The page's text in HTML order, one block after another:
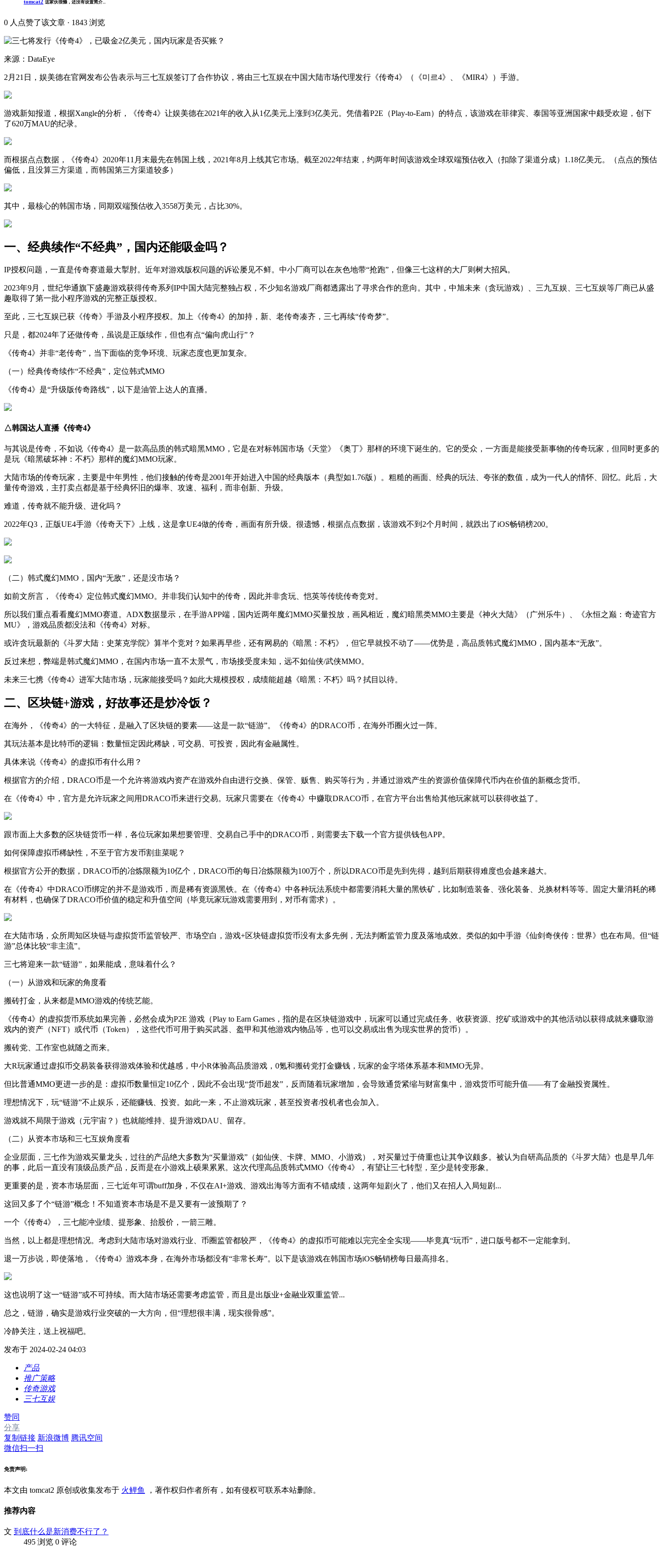
tomcat2 这家伙很懒，还没有设置简介...
0 人点赞了该文章 · 1843 浏览
来源：DataEye
2月21日，娱美德在官网发布公告表示与三七互娱签订了合作协议，将由三七互娱在中国大陆市场代理发行《传奇4》（《미르4》、《MIR4》）手游。
游戏新知报道，根据Xangle的分析，《传奇4》让娱美德在2021年的收入从1亿美元上涨到3亿美元。凭借着P2E（Play-to-Earn）的特点，该游戏在菲律宾、泰国等亚洲国家中颇受欢迎，创下
了620万MAU的纪录。
而根据点点数据，《传奇4》2020年11月末最先在韩国上线，2021年8月上线其它市场。截至2022年结束，约两年时间该游戏全球双端预估收入（扣除了渠道分成）1.18亿美元。（点点的预估
偏低，且没算三方渠道，而韩国第三方渠道较多）
其中，最核心的韩国市场，同期双端预估收入3558万美元，占比30%。
一、经典续作“不经典”，国内还能吸金吗？
IP授权问题，一直是传奇赛道最大掣肘。近年对游戏版权问题的诉讼屡见不鲜。中小厂商可以在灰色地带“抢跑”，但像三七这样的大厂则树大招风。
2023年9月，世纪华通旗下盛趣游戏获得传奇系列IP中国大陆完整独占权，不少知名游戏厂商都透露出了寻求合作的意向。其中，中旭未来（贪玩游戏）、三九互娱、三七互娱等厂商已从盛
趣取得了第一批小程序游戏的完整正版授权。
至此，三七互娱已获《传奇》手游及小程序授权。加上《传奇4》的加持，新、老传奇凑齐，三七再续“传奇梦”。
只是，都2024年了还做传奇，虽说是正版续作，但也有点“偏向虎山行”？
《传奇4》并非“老传奇”，当下面临的竞争环境、玩家态度也更加复杂。
（一）经典传奇续作“不经典”，定位韩式MMO
《传奇4》是“升级版传奇路线”，以下是油管上达人的直播。
△韩国达人直播《传奇4》
与其说是传奇，不如说《传奇4》是一款高品质的韩式暗黑MMO，它是在对标韩国市场《天堂》《奥丁》那样的环境下诞生的。它的受众，一方面是能接受新事物的传奇玩家，但同时更多的
是玩《暗黑破坏神：不朽》那样的魔幻MMO玩家。
大陆市场的传奇玩家，主要是中年男性，他们接触的传奇是2001年开始进入中国的经典版本（典型如1.76版）。粗糙的画面、经典的玩法、夸张的数值，成为一代人的情怀、回忆。此后，大
量传奇游戏，主打卖点都是基于经典怀旧的爆率、攻速、福利，而非创新、升级。
难道，传奇就不能升级、进化吗？
2022年Q3，正版UE4手游《传奇天下》上线，这是拿UE4做的传奇，画面有所升级。很遗憾，根据点点数据，该游戏不到2个月时间，就跌出了iOS畅销榜200。
（二）韩式魔幻MMO，国内“无敌”，还是没市场？
如前文所言，《传奇4》定位韩式魔幻MMO。并非我们认知中的传奇，因此并非贪玩、恺英等传统传奇竞对。
所以我们重点看看魔幻MMO赛道。ADX数据显示，在手游APP端，国内近两年魔幻MMO买量投放，画风相近，魔幻暗黑类MMO主要是《神火大陆》（广州乐牛）、《永恒之巅：奇迹官方
MU》，游戏品质都没法和《传奇4》对标。
或许贪玩最新的《斗罗大陆：史莱克学院》算半个竞对？如果再早些，还有网易的《暗黑：不朽》，但它早就投不动了——优势是，高品质韩式魔幻MMO，国内基本“无敌”。
反过来想，弊端是韩式魔幻MMO，在国内市场一直不太景气，市场接受度未知，远不如仙侠/武侠MMO。
未来三七携《传奇4》进军大陆市场，玩家能接受吗？如此大规模授权，成绩能超越《暗黑：不朽》吗？拭目以待。
二、区块链+游戏，好故事还是炒冷饭？
在海外，《传奇4》的一大特征，是融入了区块链的要素——这是一款“链游”。《传奇4》的DRACO币，在海外币圈火过一阵。
其玩法基本是比特币的逻辑：数量恒定因此稀缺，可交易、可投资，因此有金融属性。
具体来说《传奇4》的虚拟币有什么用？
根据官方的介绍，DRACO币是一个允许将游戏内资产在游戏外自由进行交换、保管、贩售、购买等行为，并通过游戏产生的资源价值保障代币内在价值的新概念货币。
在《传奇4》中，官方是允许玩家之间用DRACO币来进行交易。玩家只需要在《传奇4》中赚取DRACO币，在官方平台出售给其他玩家就可以获得收益了。
跟市面上大多数的区块链货币一样，各位玩家如果想要管理、交易自己手中的DRACO币，则需要去下载一个官方提供钱包APP。
如何保障虚拟币稀缺性，不至于官方发币割韭菜呢？
根据官方公开的数据，DRACO币的冶炼限额为10亿个，DRACO币的每日冶炼限额为100万个，所以DRACO币是先到先得，越到后期获得难度也会越来越大。
在《传奇4》中DRACO币绑定的并不是游戏币，而是稀有资源黑铁。在《传奇4》中各种玩法系统中都需要消耗大量的黑铁矿，比如制造装备、强化装备、兑换材料等等。固定大量消耗的稀
有材料，也确保了DRACO币价值的稳定和升值空间（毕竟玩家玩游戏需要用到，对币有需求）。
在大陆市场，众所周知区块链与虚拟货币监管较严、市场空白，游戏+区块链虚拟货币没有太多先例，无法判断监管力度及落地成效。类似的如中手游《仙剑奇侠传：世界》也在布局。但“链
游”总体比较“非主流”。
三七将迎来一款“链游”，如果能成，意味着什么？
（一）从游戏和玩家的角度看
搬砖打金，从来都是MMO游戏的传统艺能。
《传奇4》的虚拟货币系统如果完善，必然会成为P2E 游戏（Play to Earn Games，指的是在区块链游戏中，玩家可以通过完成任务、收获资源、挖矿或游戏中的其他活动以获得成就来赚取游
戏内的资产（NFT）或代币（Token），这些代币可用于购买武器、盔甲和其他游戏内物品等，也可以交易或出售为现实世界的货币）。
搬砖党、工作室也就随之而来。
大R玩家通过虚拟币交易装备获得游戏体验和优越感，中小R体验高品质游戏，0氪和搬砖党打金赚钱，玩家的金字塔体系基本和MMO无异。
但比普通MMO更进一步的是：虚拟币数量恒定10亿个，因此不会出现“货币超发”，反而随着玩家增加，会导致通货紧缩与财富集中，游戏货币可能升值——有了金融投资属性。
理想情况下，玩“链游”不止娱乐，还能赚钱、投资。如此一来，不止游戏玩家，甚至投资者/投机者也会加入。
游戏就不局限于游戏（元宇宙？）也就能维持、提升游戏DAU、留存。
（二）从资本市场和三七互娱角度看
企业层面，三七作为游戏买量龙头，过往的产品绝大多数为“买量游戏”（如仙侠、卡牌、MMO、小游戏），对买量过于倚重也让其争议颇多。被认为自研高品质的《斗罗大陆》也是早几年
的事，此后一直没有顶级品质产品，反而是在小游戏上硕果累累。这次代理高品质韩式MMO《传奇4》，有望让三七转型，至少是转变形象。
更重要的是，资本市场层面，三七近年可谓buff加身，不仅在AI+游戏、游戏出海等方面有不错成绩，这两年短剧火了，他们又在招人入局短剧...
这回又多了个“链游”概念！不知道资本市场是不是又要有一波预期了？
一个《传奇4》，三七能冲业绩、提形象、抬股价，一箭三雕。
当然，以上都是理想情况。考虑到大陆市场对游戏行业、币圈监管都较严，《传奇4》的虚拟币可能难以完完全全实现——毕竟真“玩币”，进口版号都不一定能拿到。
退一万步说，即使落地，《传奇4》游戏本身，在海外市场都没有“非常长寿”。以下是该游戏在韩国市场iOS畅销榜每日最高排名。
这也说明了这一“链游”或不可持续。而大陆市场还需要考虑监管，而且是出版业+金融业双重监管...
总之，链游，确实是游戏行业突破的一大方向，但“理想很丰满，现实很骨感”。
冷静关注，送上祝福吧。
发布于 2024-02-24 04:03
产品
推广策略
传奇游戏
三七互娱
赞同
分享
复制链接 新浪微博 腾讯空间
微信扫一扫
免责声明:
本文由 tomcat2 原创或收集发布于 火鲤鱼 ，著作权归作者所有，如有侵权可联系本站删除。
推荐内容
文 到底什么是新消费不行了？
495 浏览 0 评论